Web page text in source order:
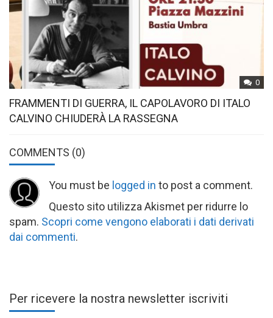
0
FRAMMENTI DI GUERRA, IL CAPOLAVORO DI ITALO
CALVINO CHIUDERÀ LA RASSEGNA
COMMENTS (0)
You must be logged in to post a comment.
Questo sito utilizza Akismet per ridurre lo
spam. Scopri come vengono elaborati i dati derivati
dai commenti.
Per ricevere la nostra newsletter iscriviti